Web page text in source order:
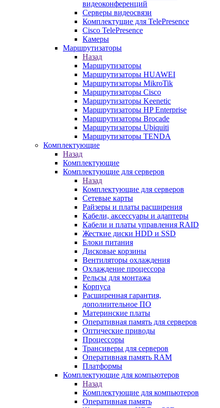
видеоконференций
Серверы видеосвязи
Комплектущие для TelePresence
Cisco TelePresence
Камеры
Маршрутизаторы
Назад
Маршрутизаторы
Маршрутизаторы HUAWEI
Маршрутизаторы MikroTik
Маршрутизаторы Cisco
Маршрутизаторы Keenetic
Маршрутизаторы HP Enterprise
Маршрутизаторы Brocade
Маршрутизаторы Ubiquiti
Маршрутизаторы TENDA
Комплектующие
Назад
Комплектующие
Комплектующие для серверов
Назад
Комплектующие для серверов
Сетевые карты
Райзеры и платы расширения
Кабели, аксессуары и адаптеры
Кабели и платы управления RAID
Жесткие диски HDD и SSD
Блоки питания
Дисковые корзины
Вентиляторы охлаждения
Охлаждение процессора
Рельсы для монтажа
Корпуса
Расширенная гарантия,
дополнительное ПО
Материнские платы
Оперативная память для серверов
Оптические приводы
Процессоры
Трансиверы для серверов
Оперативная память RAM
Платформы
Комплектующие для компьютеров
Назад
Комплектующие для компьютеров
Оперативная память